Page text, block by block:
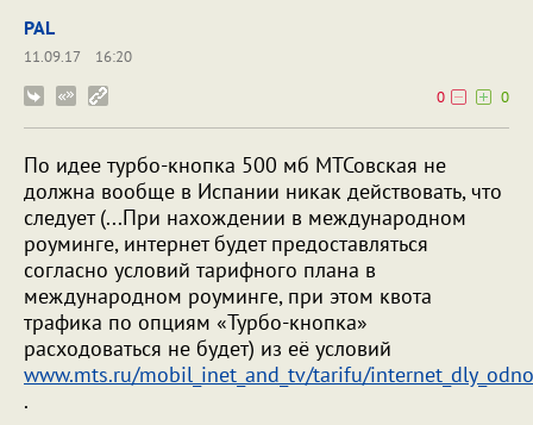
PAL
11.09.17
16:20
0
0
По идее турбо-кнопка 500 мб МТСовская не
должна вообще в Испании никак действовать, что
следует (...При нахождении в международном
роуминге, интернет будет предоставляться
согласно условий тарифного плана в
международном роуминге, при этом квота
трафика по опциям «Турбо-кнопка»
расходоваться не будет) из её условий
www.mts.ru/mobil_inet_and_tv/tarifu/
.